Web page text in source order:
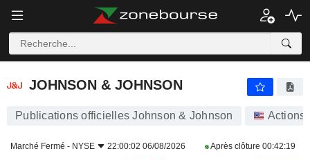
JOHNSON & JOHNSON
JOHNSON & JOHNSON
Publications officielles Johnson & Johnson Actions
Marché Fermé - NYSE 22:00:02 06/08/2026 Après clôture 00:42:19